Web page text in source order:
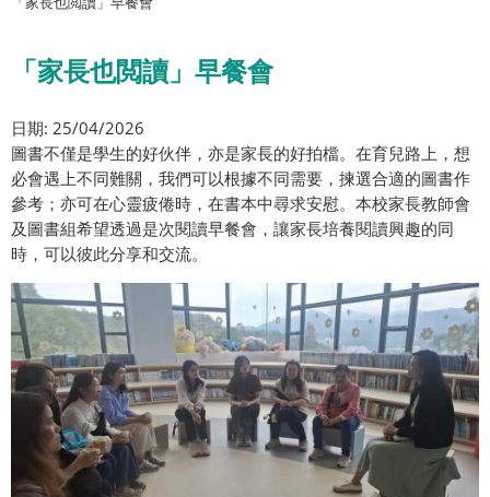
「家長也閲讀」早餐會
日期: 25/04/2026
圖書不僅是學生的好伙伴，亦是家長的好拍檔。在育兒路上，想
必會遇上不同難關，我們可以根據不同需要，揀選合適的圖書作
參考；亦可在心靈疲倦時，在書本中尋求安慰。本校家長教師會
及圖書組希望透過是次閱讀早餐會，讓家長培養閱讀興趣的同
時，可以彼此分享和交流。